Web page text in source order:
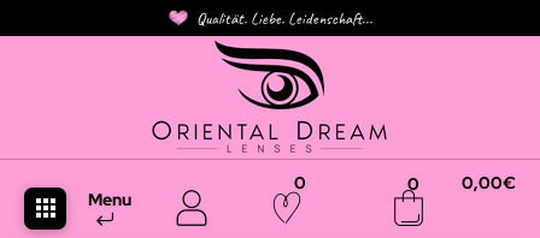
Qualität. Liebe. Leidenschaft...
Menu
0 0 0,00€